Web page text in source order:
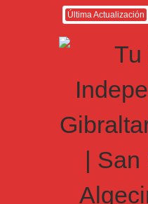
Última Actualización